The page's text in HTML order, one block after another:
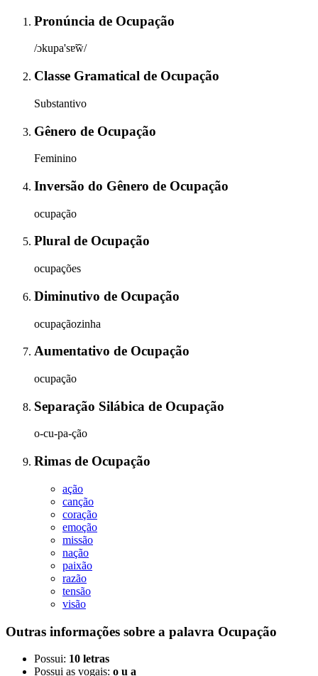
Pronúncia de Ocupação
/ɔkupa'sɐ̃w̃/
Classe Gramatical de Ocupação
Substantivo
Gênero de Ocupação
Feminino
Inversão do Gênero de Ocupação
ocupação
Plural de Ocupação
ocupações
Diminutivo de Ocupação
ocupaçãozinha
Aumentativo de Ocupação
ocupação
Separação Silábica de Ocupação
o-cu-pa-ção
Rimas de Ocupação
ação
canção
coração
emoção
missão
nação
paixão
razão
tensão
visão
Outras informações sobre a palavra Ocupação
Possui: 10 letras
Possui as vogais: o u a